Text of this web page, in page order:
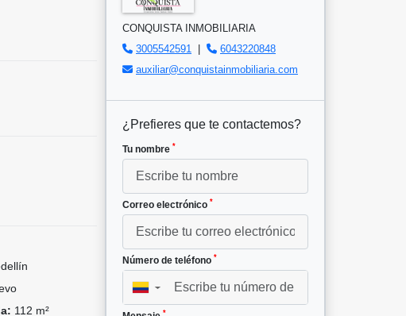
112 m²
CONQUISTA INMOBILIARIA
3005542591
|
6043220848
auxiliar@conquistainmobiliaria.com
¿Prefieres que te contactemos?
Tu nombre *
Correo electrónico *
Número de teléfono *
▼
*